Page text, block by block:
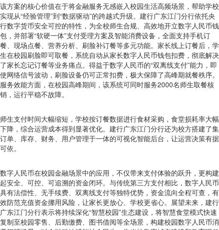
该方案的核心价值在于将金融服务无感嵌入校园生活高频场景，帮助学校
实现从“经验管理”到“数据驱动”的跨越式升级。建行广东江门分行依托央
行数字货币安全可控的特性，为全校师生合规、高效地开立数字人民币钱
包，并部署“软硬一体”支付受理方案及智能消费设备，全面支持手机订
餐、现场点餐、营养分析、刷脸补订餐等多元功能。家长线上订餐后，学
生在校园刷脸即可取餐，系统自动从家长数字人民币钱包扣费，彻底解决
了家长忘记订餐等业务痛点。得益于数字人民币的“双离线支付”能力，即
使网络信号波动，刷脸设备仍可正常扣费，极大保障了高峰期就餐秩序。
服务效能方面，在校园高峰期间，该系统可同时服务2000名师生取餐核
销，运行平稳不故障。
师生支付时间大幅缩短，学校按订餐数据进行食材采购，食堂损耗率大幅
下降，综合运营成本得到显著优化。建行广东江门分行还为校方搭建了集
订单、库存、财务、用户管理于一体的可视化智能后台，让运营决策有据
可依。
数字人民币在校园金融场景中的应用，不仅带来支付体验的跃升，更构建
起安全、可控、可追溯的资金闭环。与传统第三方支付相比，数字人民币
具有法偿性、无手续费、双离线支付等独特优势，资金流向全程可查，有
效防范充值资金挪用风险，让家长更放心、学校更省心。展望未来，建行
广东江门分行表示将持续深化“智慧校园”生态建设，将智慧食堂模式快速
复制至校园零售、后勤缴费、图书借阅等全场景，构建校园数字人民币消